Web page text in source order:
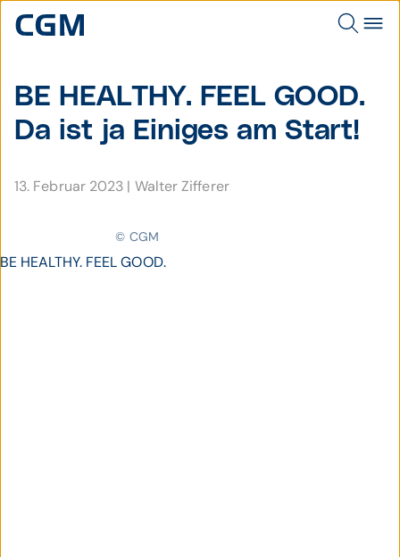
BE HEALTHY. FEEL GOOD.
Da ist ja Einiges am Start!
13. Februar 2023 | Walter Zifferer
© CGM
BE HEALTHY. FEEL GOOD.